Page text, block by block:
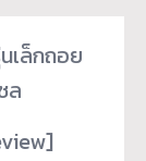
เล็กถอย
ล